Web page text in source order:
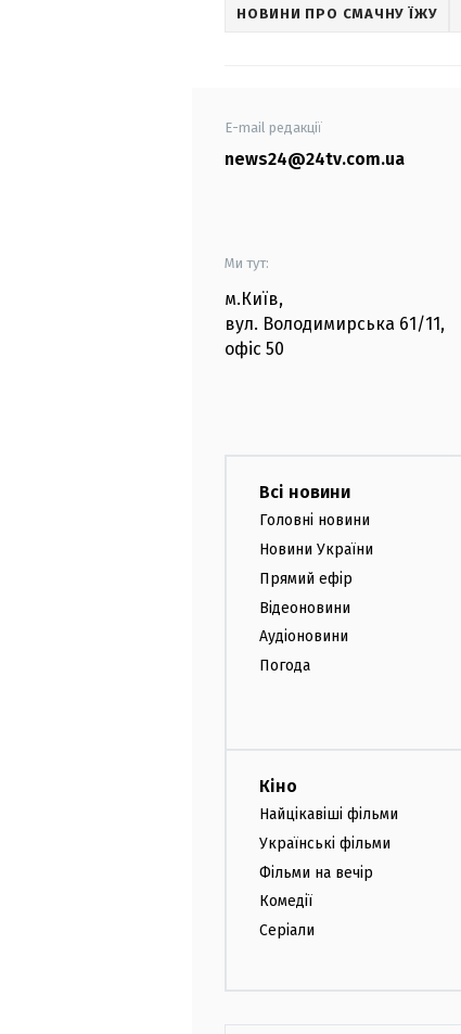
НОВИНИ ПРО СМАЧНУ ЇЖУ
E-mail редакції
news24@24tv.com.ua
Ми тут:
м.Київ,
вул. Володимирська 61/11,
офіс 50
Всі новини
Головні новини
Новини України
Прямий ефір
Відеоновини
Аудіоновини
Погода
Кіно
Найцікавіші фільми
Українські фільми
Фільми на вечір
Комедії
Серіали